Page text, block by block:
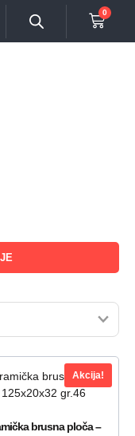
0
Akcija!
brusna ploča –